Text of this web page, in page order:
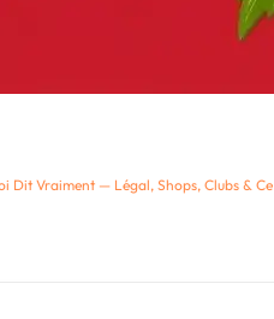
Dit Vraiment — Légal, Shops, Clubs &